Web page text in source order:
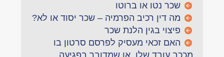
שכר נטו או ברוטו
מה דין רכיב הפרמיה – שכר יסוד או לא?
פיצוי בגין הלנת שכר
האם זכאי מעסיק לפרסם סרטון בו